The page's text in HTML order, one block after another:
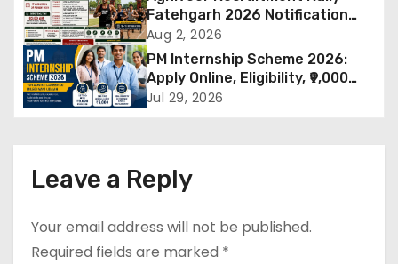
v
i
g
o
की मांग
Fatehgarh 2026 Notification
Out – Rajput Regimental Centre
Rally Schedule, Eligibility,
Documents & Selection Process
Aug 2, 2026
PM Internship Scheme 2026:
Apply Online, Eligibility, ₹9,000
Stipend, Benefits, Selection
Jul 29, 2026
Leave a Reply
Your email address will not be published.
Required fields are marked *